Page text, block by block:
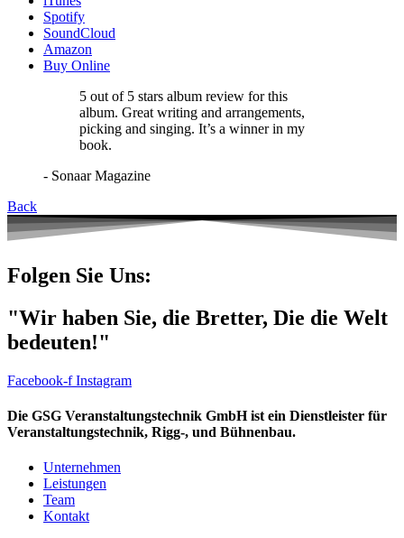
Spotify
SoundCloud
Amazon
Buy Online
5 out of 5 stars album review for this
album. Great writing and arrangements,
picking and singing. It’s a winner in my
book.
- Sonaar Magazine
Back
Folgen Sie Uns:
"Wir haben Sie, die Bretter, Die die Welt
bedeuten!"
Facebook-f Instagram
Die GSG Veranstaltungstechnik GmbH ist ein Dienstleister für
Veranstaltungstechnik, Rigg-, und Bühnenbau.
Unternehmen
Leistungen
Team
Kontakt